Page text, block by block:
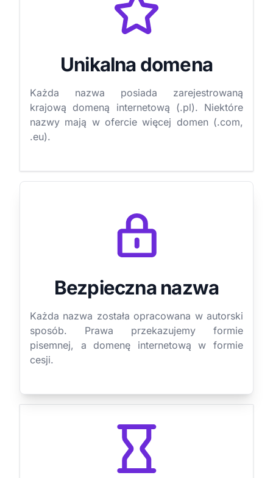
Unikalna domena
Każda nazwa posiada zarejestrowaną
krajową domeną internetową (.pl). Niektóre
nazwy mają w ofercie więcej domen (.com,
.eu).
Bezpieczna nazwa
Każda nazwa została opracowana w autorski
sposób. Prawa przekazujemy formie
pisemnej, a domenę internetową w formie
cesji.